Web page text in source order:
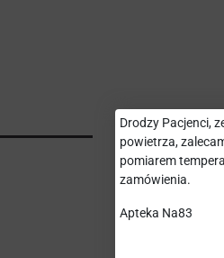
Drodzy Pacjenci,
powietrza,
pomiarem
zamówienia.
Apteka Na83